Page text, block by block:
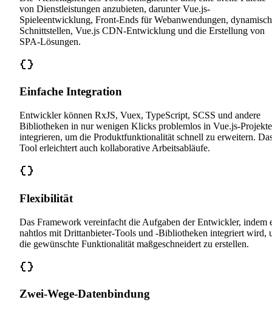
von Dienstleistungen anzubieten, darunter Vue.js-
Spieleentwicklung, Front-Ends für Webanwendungen,
Schnittstellen, Vue.js CDN-Entwicklung und die Erstellung von
SPA-Lösungen.
Einfache Integration
Entwickler können RxJS, Vuex, TypeScript, SCSS und andere
Bibliotheken in nur wenigen Klicks problemlos in Vue.js-Projekte
integrieren, um die Produktfunktionalität schnell zu erweitern.
Tool erleichtert auch kollaborative Arbeitsabläufe.
Flexibilität
Das Framework vereinfacht die Aufgaben der Entwickler, indem
nahtlos mit Drittanbieter-Tools und -Bibliotheken integriert wird,
die gewünschte Funktionalität maßgeschneidert zu erstellen.
Zwei-Wege-Datenbindung